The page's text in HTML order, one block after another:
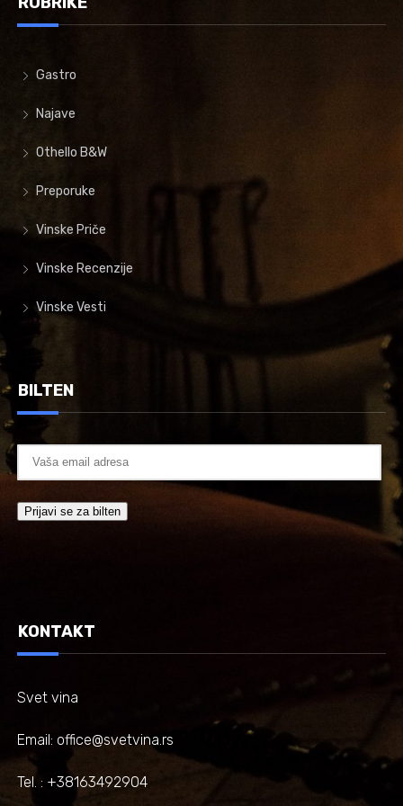
Gastro
Najave
Othello B&W
Preporuke
Vinske Priče
Vinske Recenzije
Vinske Vesti
BILTEN
KONTAKT
Svet vina
Email: office@svetvina.rs
Tel. : +38163492904